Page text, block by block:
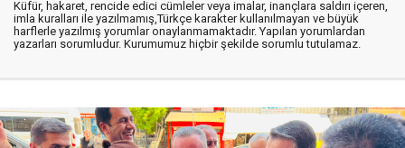
Küfür, hakaret, rencide edici cümleler veya imalar, inançlara saldırı içeren,
imla kuralları ile yazılmamış,Türkçe karakter kullanılmayan ve büyük
harflerle yazılmış yorumlar onaylanmamaktadır. Yapılan yorumlardan
yazarları sorumludur. Kurumumuz hiçbir şekilde sorumlu tutulamaz.